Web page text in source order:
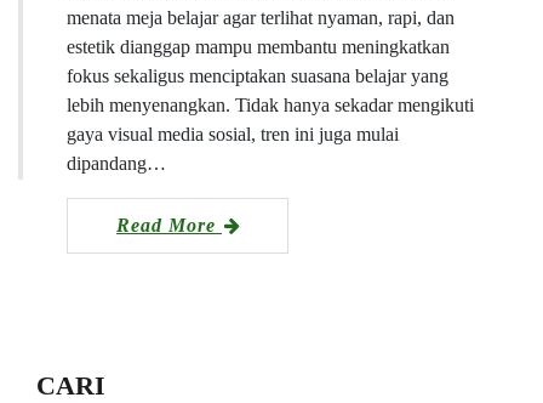
menata meja belajar agar terlihat nyaman, rapi, dan
estetik dianggap mampu membantu meningkatkan
fokus sekaligus menciptakan suasana belajar yang
lebih menyenangkan. Tidak hanya sekadar mengikuti
gaya visual media sosial, tren ini juga mulai
dipandang…
Read More
CARI